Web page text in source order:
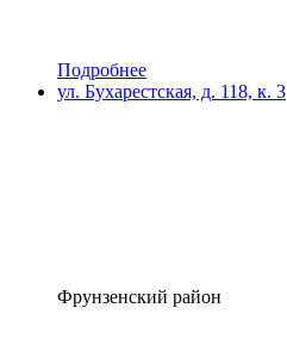
Подробнее
ул. Бухарестская, д. 118, к. 3
Фрунзенский район